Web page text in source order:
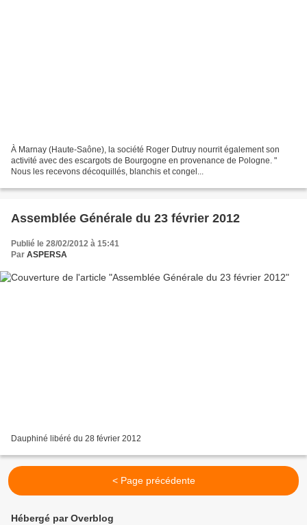
À Marnay (Haute-Saône), la société Roger Dutruy nourrit également son
activité avec des escargots de Bourgogne en provenance de Pologne. "
Nous les recevons décoquillés, blanchis et congel...
Assemblée Générale du 23 février 2012
Publié le 28/02/2012 à 15:41
Par ASPERSA
Dauphiné libéré du 28 février 2012
< Page précédente
Hébergé par Overblog